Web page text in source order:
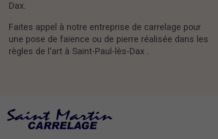
Dax.
Faites appel à notre entreprise de carrelage pour
une pose de faïence ou de pierre réalisée dans les
règles de l'art à Saint-Paul-lès-Dax .